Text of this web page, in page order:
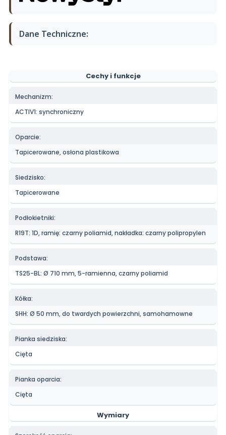
Dane Techniczne:
Cechy i funkcje
Mechanizm:
ACTIV1: synchroniczny
Oparcie:
Tapicerowane, osłona plastikowa
Siedzisko:
Tapicerowane
Podłokietniki:
R19T: 1D, ramię: czarny poliamid, nakładka: czarny polipropylen
Podstawa:
TS25-BL: Ø 710 mm, 5-ramienna, czarny poliamid
Kółka:
SHH: Ø 50 mm, do twardych powierzchni, samohamowne
Pianka siedziska:
Cięta
Pianka oparcia:
Cięta
Wymiary